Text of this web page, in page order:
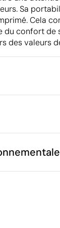
Sa
Cela
du confort de
des valeurs
55 g
PE